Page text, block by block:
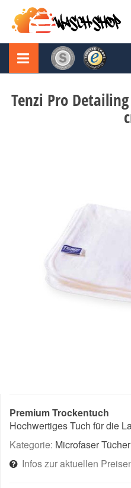
Tenzi Pro
Premium Trockentuch
Hochwertiges Tuch für die
Kategorie: Microfaser Tücher
Infos zur aktuellen